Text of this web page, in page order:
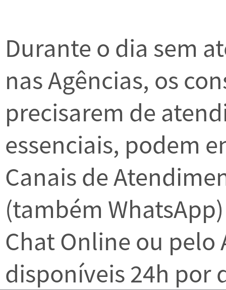
Durante o dia sem
nas Agências, os
precisarem de
essenciais, podem
Canais de
(também
Chat Online ou pelo
disponíveis 24h por